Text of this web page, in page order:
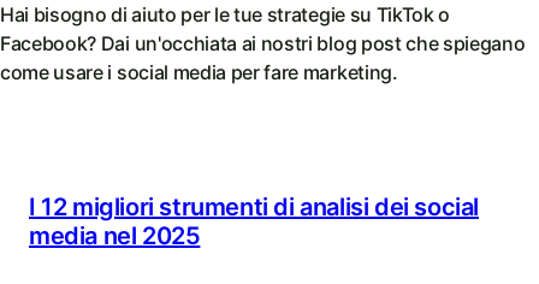
Hai bisogno di aiuto per le tue strategie su TikTok o
Facebook? Dai un'occhiata ai nostri blog post che spiegano
come usare i social media per fare marketing.
I 12 migliori strumenti di analisi dei social
media nel 2025